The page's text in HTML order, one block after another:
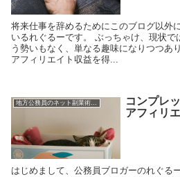
将来仕事を辞めるためにこのブログ以外
いるれぐるーです。 ぶっちゃけ、現状
う勢いもなく、単なる趣味になりつつあ
アフィリエイト収益を得...
地方公務員のネット副業術【アフィリエイト】
コンプレ
アフィリ
はじめまして、公務員ブロガーのれぐる